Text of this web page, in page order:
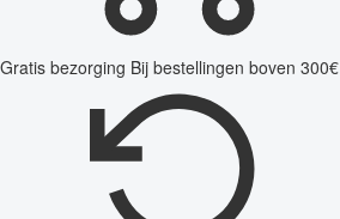
Gratis bezorging Bij bestellingen boven 300€